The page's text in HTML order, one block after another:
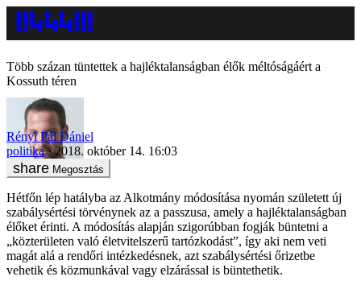
Több százan tüntettek a hajléktalanságban élők méltóságáért a
Kossuth téren
Rényi Pál Dániel
politika
2018. október 14. 16:03
Megosztás
Hétfőn lép hatályba az Alkotmány módosítása nyomán született új
szabálysértési törvénynek az a passzusa, amely a hajléktalanságban
élőket érinti. A módosítás alapján szigorúbban fogják büntetni a
„közterületen való életvitelszerű tartózkodást”, így aki nem veti
magát alá a rendőri intézkedésnek, azt szabálysértési őrizetbe
vehetik és közmunkával vagy elzárással is büntethetik.